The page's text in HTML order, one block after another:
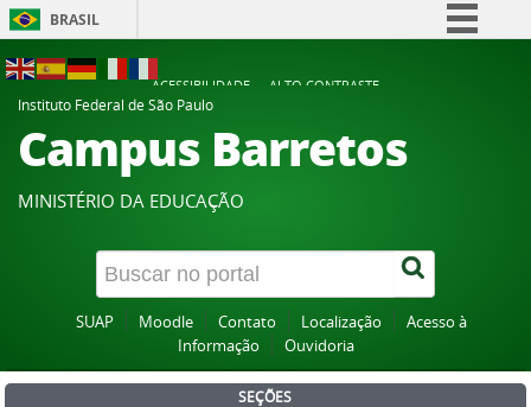
BRASIL
Participe
Acesso à informação
Canais
ACESSIBILIDADE
ALTO CONTRASTE
Instituto Federal de São Paulo
Campus Barretos
MINISTÉRIO DA EDUCAÇÃO
SUAP Moodle Contato Localização
Acesso à
Informação
Ouvidoria
SEÇÕES